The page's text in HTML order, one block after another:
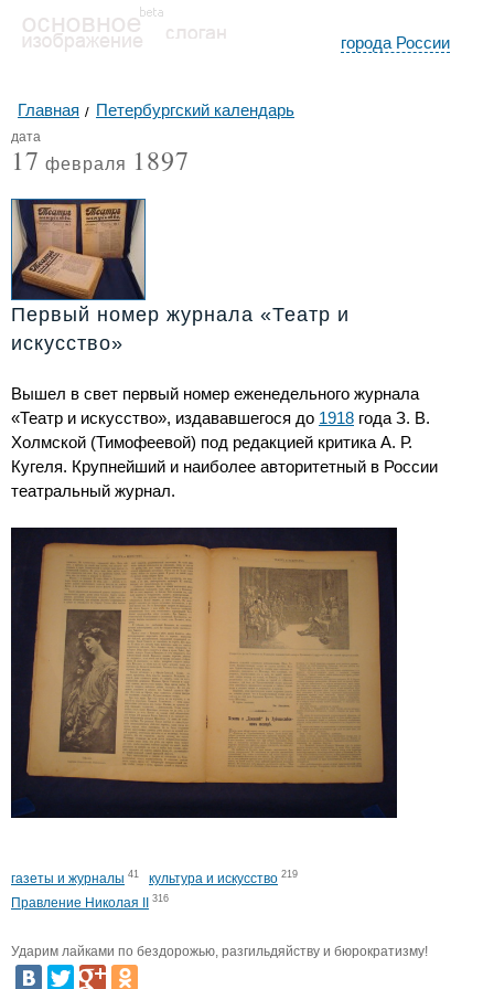
города России
Главная Петербургский календарь
дата
17 февраля 1897
Первый номер журнала «Театр и
искусство»
Вышел в свет первый номер еженедельного журнала
«Театр и искусство», издававшегося до 1918 года З. В.
Холмской (Тимофеевой) под редакцией критика А. Р.
Кугеля. Крупнейший и наиболее авторитетный в России
театральный журнал.
газеты и журналы 41 культура и искусство 219
Правление Николая II 316
Ударим лайками по бездорожью, разгильдяйству и бюрократизму!